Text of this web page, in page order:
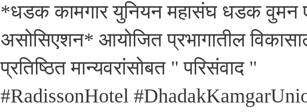
*धडक कामगार युनियन महासंघ धडक वुमन
असोसिएशन* आयोजित प्रभागातील
प्रतिष्ठित मान्यवरांसोबत " परिसंवाद "
#RadissonHotel